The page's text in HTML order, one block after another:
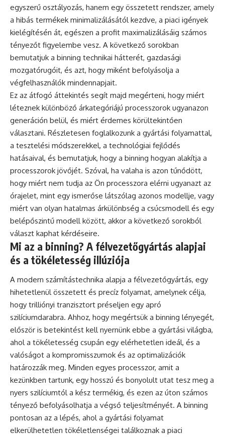
egyszerű osztályozás, hanem egy összetett rendszer, amely
a hibás termékek minimalizálásától kezdve, a piaci igények
kielégítésén át, egészen a profit maximalizálásáig számos
tényezőt figyelembe vesz. A következő sorokban
bemutatjuk a binning technikai hátterét, gazdasági
mozgatórugóit, és azt, hogy miként befolyásolja a
végfelhasználók mindennapjait.
Ez az átfogó áttekintés segít majd megérteni, hogy miért
léteznek különböző árkategóriájú processzorok ugyanazon
generáción belül, és miért érdemes körültekintően
választani. Részletesen foglalkozunk a gyártási folyamattal,
a tesztelési módszerekkel, a technológiai fejlődés
hatásaival, és bemutatjuk, hogy a binning hogyan alakítja a
processzorok jövőjét. Szóval, ha valaha is azon tűnődött,
hogy miért nem tudja az Ön processzora elérni ugyanazt az
órajelet, mint egy ismerőse látszólag azonos modellje, vagy
miért van olyan hatalmas árkülönbség a csúcsmodell és egy
belépőszintű modell között, akkor a következő sorokból
választ kaphat kérdéseire.
Mi az a binning? A félvezetőgyártás alapjai
és a tökéletesség illúziója
A modern számítástechnika alapja a félvezetőgyártás, egy
hihetetlenül összetett és precíz folyamat, amelynek célja,
hogy trilliónyi tranzisztort préseljen egy apró
szilíciumdarabra. Ahhoz, hogy megértsük a binning lényegét,
először is betekintést kell nyernünk ebbe a gyártási világba,
ahol a tökéletesség csupán egy elérhetetlen ideál, és a
valóságot a kompromisszumok és az optimalizációk
határozzák meg. Minden egyes processzor, amit a
kezünkben tartunk, egy hosszú és bonyolult utat tesz meg a
nyers szilíciumtól a kész termékig, és ezen az úton számos
tényező befolyásolhatja a végső teljesítményét. A binning
pontosan az a lépés, ahol a gyártási folyamat
elkerülhetetlen tökéletlenségei találkoznak a piaci